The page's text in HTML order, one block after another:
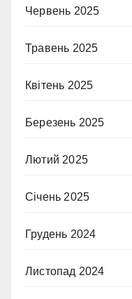
Червень 2025
Травень 2025
Квітень 2025
Березень 2025
Лютий 2025
Січень 2025
Грудень 2024
Листопад 2024